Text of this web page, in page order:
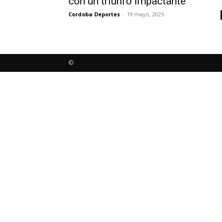
Cordoba Deportes - 19 mayo, 2025
©